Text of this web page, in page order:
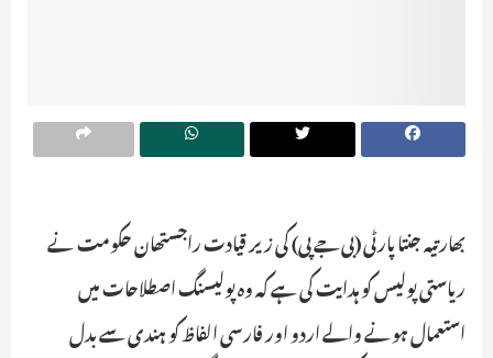
بھارتیہ جنتا پارٹی (بی جے پی) کی زیر قیادت راجستھان حکومت نے
ریاستی پولیس کو ہدایت کی ہے کہ وہ پولیسنگ اصطلاحات میں
استعمال ہونے والے اردو اور فارسی الفاظ کو ہندی سے بدل